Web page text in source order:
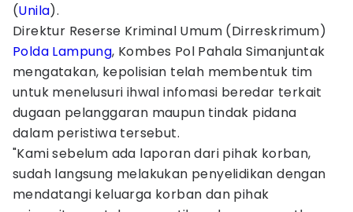
(Unila).
Direktur Reserse Kriminal Umum (Dirreskrimum)
Polda Lampung, Kombes Pol Pahala Simanjuntak
mengatakan, kepolisian telah membentuk tim
untuk menelusuri ihwal infomasi beredar terkait
dugaan pelanggaran maupun tindak pidana
dalam peristiwa tersebut.
"Kami sebelum ada laporan dari pihak korban,
sudah langsung melakukan penyelidikan dengan
mendatangi keluarga korban dan pihak